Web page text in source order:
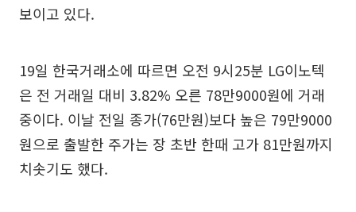
보이고 있다.
19일 한국거래소에 따르면 오전 9시25분 LG이노텍
은 전 거래일 대비 3.82% 오른 78만9000원에 거래
중이다. 이날 전일 종가(76만원)보다 높은 79만9000
원으로 출발한 주가는 장 초반 한때 고가 81만원까지
치솟기도 했다.